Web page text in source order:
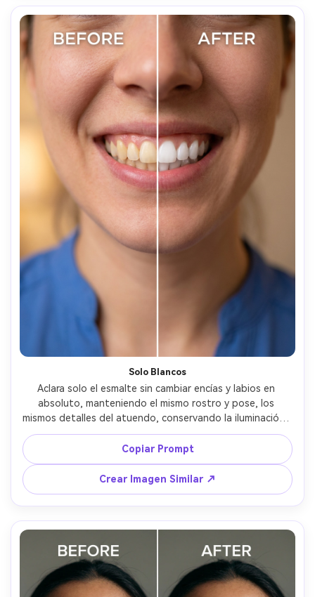
Solo Blancos
Aclara solo el esmalte sin cambiar encías y labios en
absoluto, manteniendo el mismo rostro y pose, los
mismos detalles del atuendo, conservando la iluminación y
fondo originales, evita cambiar el tono de piel o
maquillaje --ar 4:5
Copiar Prompt
Crear Imagen Similar ↗